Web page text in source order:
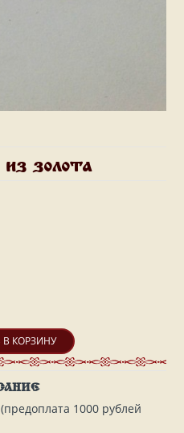
золота
КОРЗИНУ
1000 рублей